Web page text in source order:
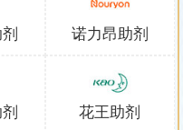
诺力昂助剂
花王助剂